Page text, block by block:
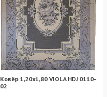
Ковёр 1,20х1,80 VIOLA HDJ 0110-
02